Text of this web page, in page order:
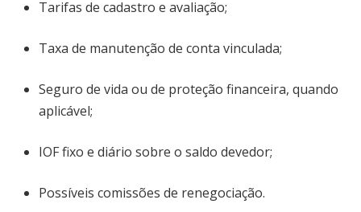
Tarifas de cadastro e avaliação;
Taxa de manutenção de conta vinculada;
Seguro de vida ou de proteção financeira, quando
aplicável;
IOF fixo e diário sobre o saldo devedor;
Possíveis comissões de renegociação.